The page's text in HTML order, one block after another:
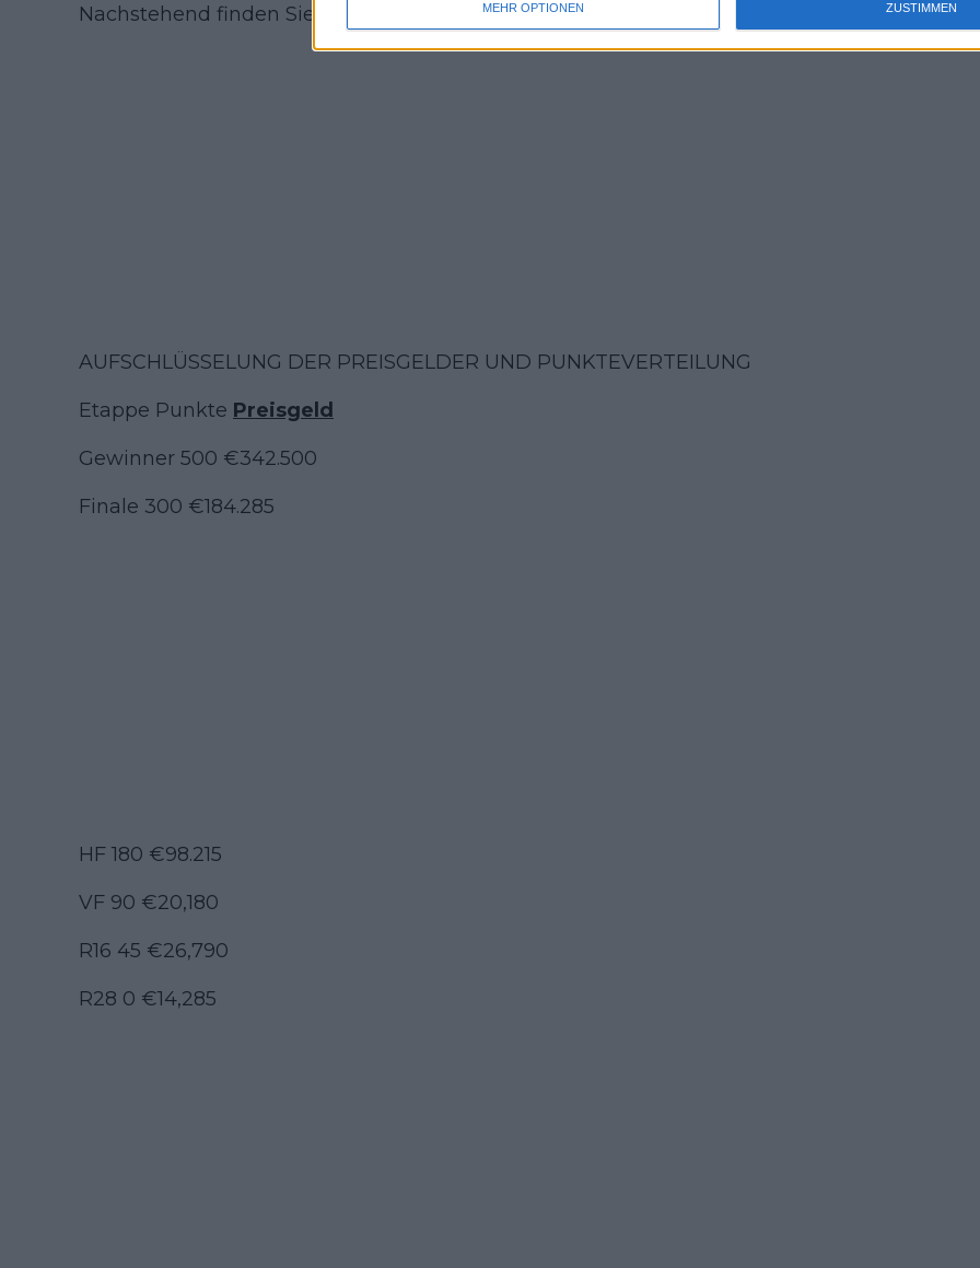
MEHR OPTIONEN ZUSTIMMEN
Nachstehend finden Sie die vollständige Aufschlüsselung.
AUFSCHLÜSSELUNG DER PREISGELDER UND PUNKTEVERTEILUNG
Etappe Punkte Preisgeld
Gewinner 500 €342.500
Finale 300 €184.285
HF 180 €98.215
VF 90 €20,180
R16 45 €26,790
R28 0 €14,285